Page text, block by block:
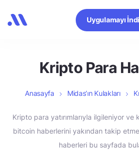
Uygulamayı
Kripto Para
Anasayfa Midas’ın Kulakları
Kripto para yatırımlarıyla ilgileniyor
bitcoin haberlerini yakından takip
haberleri bu sayfada